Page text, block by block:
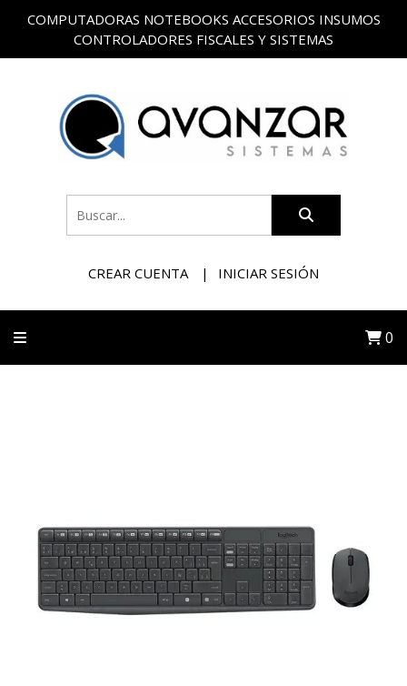
COMPUTADORAS NOTEBOOKS ACCESORIOS INSUMOS
CONTROLADORES FISCALES Y SISTEMAS
CREAR CUENTA INICIAR SESIÓN
0